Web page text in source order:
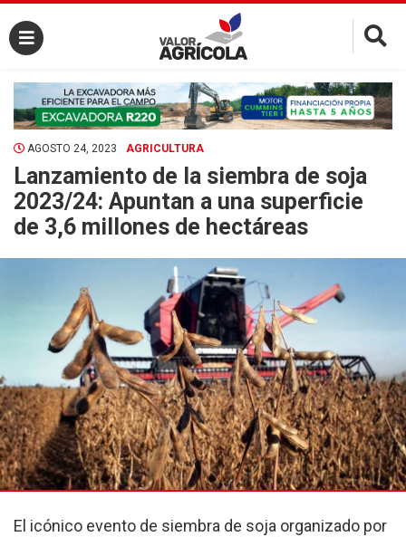
×
AGOSTO 24, 2023 AGRICULTURA
Lanzamiento de la siembra de soja
2023/24: Apuntan a una superficie
de 3,6 millones de hectáreas
El icónico evento de siembra de soja organizado por